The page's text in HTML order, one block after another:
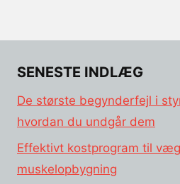
SENESTE INDLÆG
De største begynderfejl i
hvordan du undgår dem
Effektivt kostprogram til
muskelopbygning